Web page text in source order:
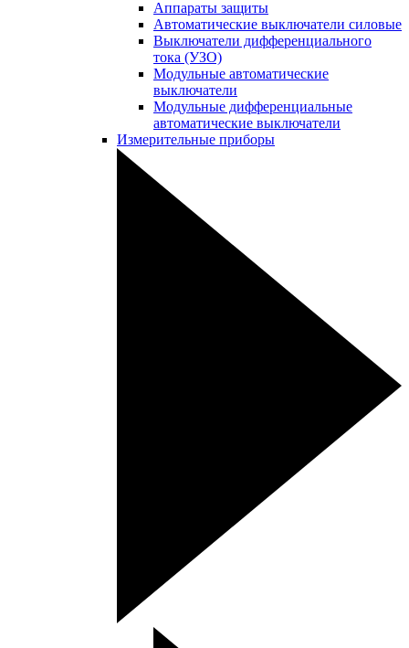
Аппараты защиты
Автоматические выключатели силовые
Выключатели дифференциального
тока (УЗО)
Модульные автоматические
выключатели
Модульные дифференциальные
автоматические выключатели
Измерительные приборы